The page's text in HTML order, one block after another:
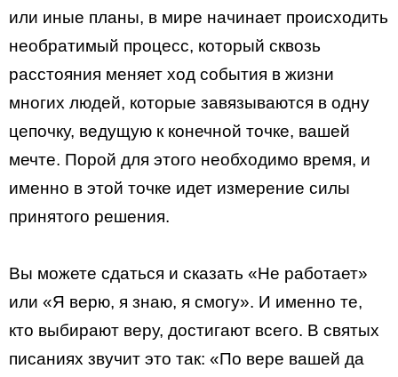
или иные планы, в мире начинает происходить
необратимый процесс, который сквозь
расстояния меняет ход события в жизни
многих людей, которые завязываются в одну
цепочку, ведущую к конечной точке, вашей
мечте. Порой для этого необходимо время, и
именно в этой точке идет измерение силы
принятого решения.
Вы можете сдаться и сказать «Не работает»
или «Я верю, я знаю, я смогу». И именно те,
кто выбирают веру, достигают всего. В святых
писаниях звучит это так: «По вере вашей да